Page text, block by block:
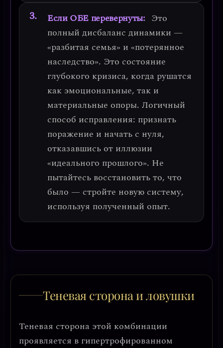
Если ОБЕ перевернуты: Это
полный дисбаланс динамики —
«разбитая семья» и «потерянное
наследство». Это состояние
глубокого кризиса, когда рушатся
как эмоциональные, так и
материальные опоры. Логичный
способ исправления: признать
поражение и начать с нуля,
отказавшись от иллюзии
«идеального прошлого». Не
пытайтесь восстановить то, что
было — стройте новую систему,
используя полученный опыт.
Теневая сторона и ловушки
Теневая сторона этой комбинации
проявляется в гипертрофированном